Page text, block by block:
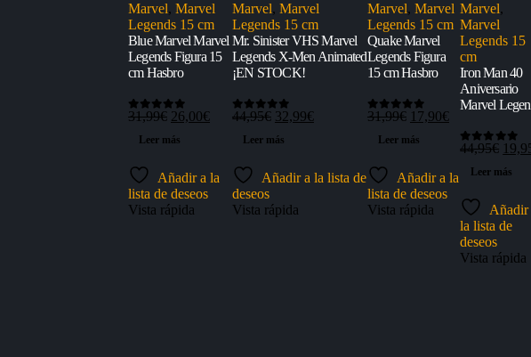
Marvel, Marvel
Legends 15 cm
Blue Marvel Marvel
Legends Figura 15
cm Hasbro
0out of 5
31,99€ El
original
31,99€.
26,00€
26,00€.
Leer más
Añadir a la
lista de deseos
Vista rápida
Marvel, Marvel
Legends 15 cm
Mr. Sinister VHS Marvel
Legends X-Men Animated
¡EN STOCK!
0out of 5
44,95€ El
original
44,95€.
32,99€El
32,99€.
Leer más
Añadir a la lista de
deseos
Vista rápida
Marvel, Marvel
Legends 15 cm
Quake Marvel
Legends Figura
15 cm Hasbro
0out of 5
31,99€ El
original
31,99€.
17,90€El
precio
actual
17,90€.
Leer más
Añadir a la
lista de deseos
Vista rápida
Marvel,
Marvel
Legends 15
cm
Iron Man 40
Aniversario
Marvel
0out of 5
44,95€ El
Leer más
Añadir
la lista de
deseos
Vista rápida